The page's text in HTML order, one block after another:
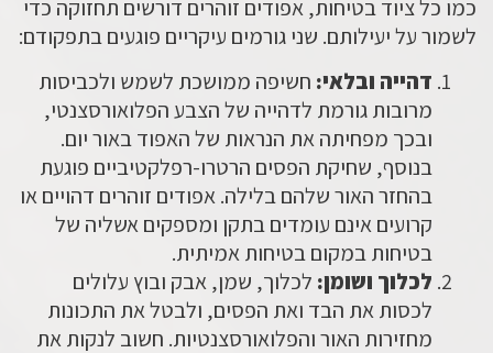
כמו כל ציוד בטיחות,אפודים זוהרים דורשים תחזוקה כדי
לשמור על יעילותם. שני גורמים עיקריים פוגעים בתפקודם:
דהייה ובלאי: חשיפה ממושכת לשמש ולכביסות
מרובות גורמת לדהייה של הצבע הפלואורסצנטי,
ובכך מפחיתה את הנראות של האפוד באור יום.
בנוסף, שחיקת הפסים הרטרו-רפלקטיביים פוגעת
בהחזר האור שלהם בלילה.אפודים זוהרים דהויים או
קרועים אינם עומדים בתקן ומספקים אשליה של
בטיחות במקום בטיחות אמיתית.
לכלוך ושומן: לכלוך, שמן, אבק ובוץ עלולים
לכסות את הבד ואת הפסים, ולבטל את התכונות
מחזירות האור והפלואורסצנטיות. חשוב לנקות את